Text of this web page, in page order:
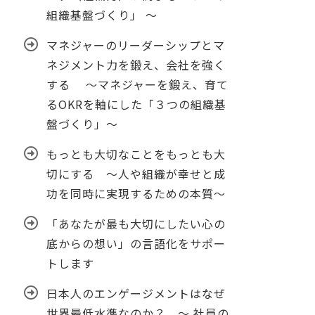
組織基盤づくり」 ～
マネジャーのリーダーシップとマ
ネジメント力を鍛え、会社を強く
する ～マネジャーを鍛え、育て
るOKRを軸にした「３つの組織基
盤づくり」～
もっとも大切なことをもっとも大
切にする ～人や組織が幸せと成
功を同時に実現するための本質～
「あなたが最も大切にしたい心の
底からの想い」の言語化をサポー
トします
日本人のエンゲージメントはなぜ